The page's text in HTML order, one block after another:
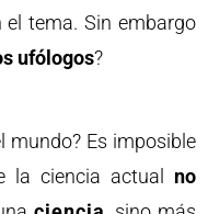
tema. Sin embargo
ufólogos?
mundo? Es imposible
la ciencia actual no